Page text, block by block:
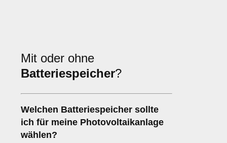
Mit oder ohne
Batteriespeicher?
Welchen Batteriespeicher sollte
ich für meine Photovoltaikanlage
wählen?